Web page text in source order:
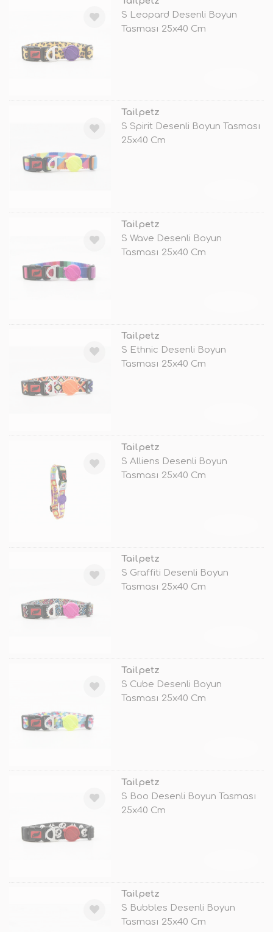
S Leopard Desenli Boyun
Tasması 25x40 Cm
Tailpetz
S Spirit Desenli Boyun Tasması
25x40 Cm
Tailpetz
S Wave Desenli Boyun
Tasması 25x40 Cm
Tailpetz
S Ethnic Desenli Boyun
Tasması 25x40 Cm
Tailpetz
S Alliens Desenli Boyun
Tasması 25x40 Cm
Tailpetz
S Graffiti Desenli Boyun
Tasması 25x40 Cm
Tailpetz
S Cube Desenli Boyun
Tasması 25x40 Cm
Tailpetz
S Boo Desenli Boyun Tasması
25x40 Cm
Tailpetz
S Bubbles Desenli Boyun
Tasması 25x40 Cm